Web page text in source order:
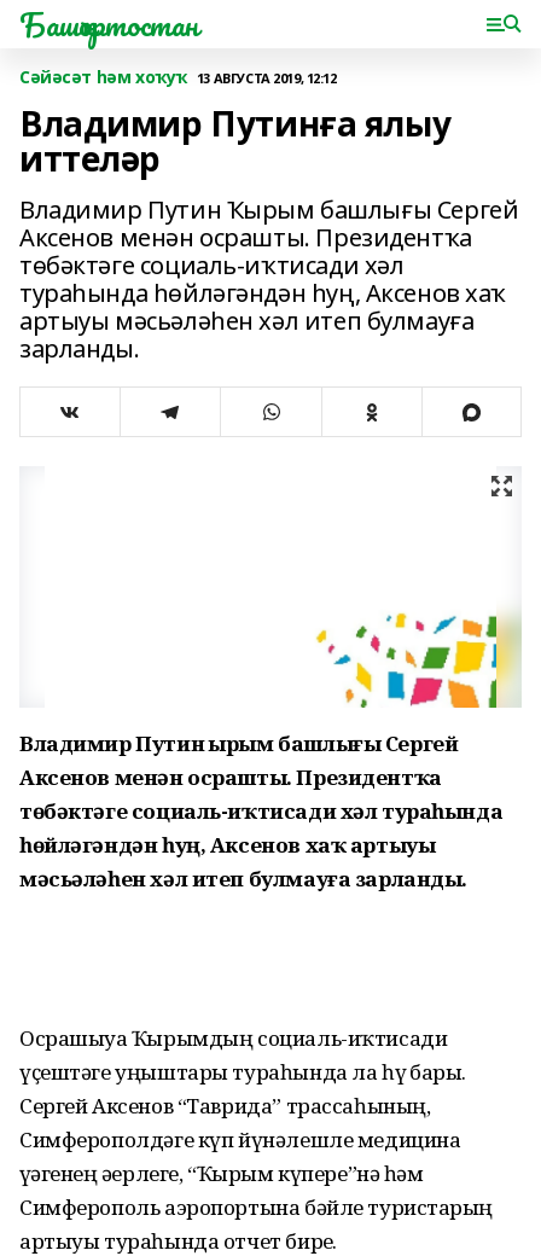
Башҡортостан
Сәйәсәт һәм хоҡуҡ 13 АВГУСТА 2019, 12:12
Владимир Путинға ялыу
иттеләр
Владимир Путин Ҡырым башлығы Сергей
Аксенов менән осрашты. Президентҡа
төбәктәге социаль-иҡтисади хәл
тураһында һөйләгәндән һуң, Аксенов хаҡ
артыуы мәсьәләһен хәл итеп булмауға
зарланды.
Владимир Путин Ҡырым башлығы Сергей
Аксенов менән осрашты. Президентҡа
төбәктәге социаль-иҡтисади хәл тураһында
һөйләгәндән һуң, Аксенов хаҡ артыуы
мәсьәләһен хәл итеп булмауға зарланды.
Осрашыуҙа Ҡырымдың социаль-иҡтисади
үҫештәге уңыштары тураһында ла һүҙ барҙы.
Сергей Аксенов “Таврида” трассаһының,
Симферополдәге күп йүнәлешле медицина
үҙәгенең әҙерлеге, “Ҡырым күпере”нә һәм
Симферополь аэропортына бәйле туристарҙың
артыуы тураһында отчет бирҙе.